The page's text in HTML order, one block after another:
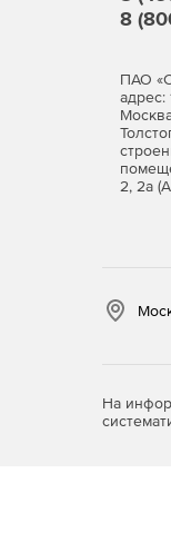
8
ПАО
адрес:
2, 2а
На